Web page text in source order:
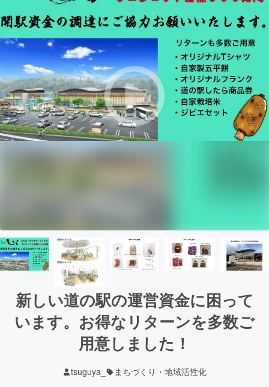
新しい道の駅の運営資金に困って
います。お得なリターンを多数ご
用意しました！
tsuguya_ まちづくり・地域活性化